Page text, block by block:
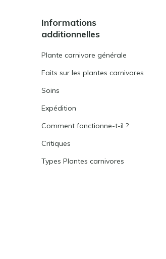
Informations
additionnelles
Plante carnivore générale
Faits sur les plantes carnivores
Soins
Expédition
Comment fonctionne-t-il ?
Critiques
Types Plantes carnivores